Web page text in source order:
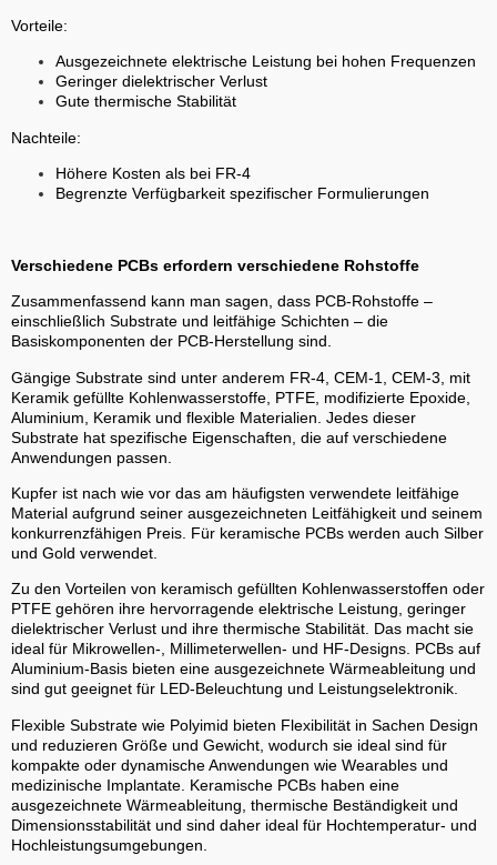
Vorteile:
Ausgezeichnete elektrische Leistung bei hohen Frequenzen
Geringer dielektrischer Verlust
Gute thermische Stabilität
Nachteile:
Höhere Kosten als bei FR-4
Begrenzte Verfügbarkeit spezifischer Formulierungen
Verschiedene PCBs erfordern verschiedene Rohstoffe
Zusammenfassend kann man sagen, dass PCB-Rohstoffe –
einschließlich Substrate und leitfähige Schichten – die
Basiskomponenten der PCB-Herstellung sind.
Gängige Substrate sind unter anderem FR-4, CEM-1, CEM-3, mit
Keramik gefüllte Kohlenwasserstoffe, PTFE, modifizierte Epoxide,
Aluminium, Keramik und flexible Materialien. Jedes dieser
Substrate hat spezifische Eigenschaften, die auf verschiedene
Anwendungen passen.
Kupfer ist nach wie vor das am häufigsten verwendete leitfähige
Material aufgrund seiner ausgezeichneten Leitfähigkeit und seinem
konkurrenzfähigen Preis. Für keramische PCBs werden auch Silber
und Gold verwendet.
Zu den Vorteilen von keramisch gefüllten Kohlenwasserstoffen oder
PTFE gehören ihre hervorragende elektrische Leistung, geringer
dielektrischer Verlust und ihre thermische Stabilität. Das macht sie
ideal für Mikrowellen-, Millimeterwellen- und HF-Designs. PCBs auf
Aluminium-Basis bieten eine ausgezeichnete Wärmeableitung und
sind gut geeignet für LED-Beleuchtung und Leistungselektronik.
Flexible Substrate wie Polyimid bieten Flexibilität in Sachen Design
und reduzieren Größe und Gewicht, wodurch sie ideal sind für
kompakte oder dynamische Anwendungen wie Wearables und
medizinische Implantate. Keramische PCBs haben eine
ausgezeichnete Wärmeableitung, thermische Beständigkeit und
Dimensionsstabilität und sind daher ideal für Hochtemperatur- und
Hochleistungsumgebungen.